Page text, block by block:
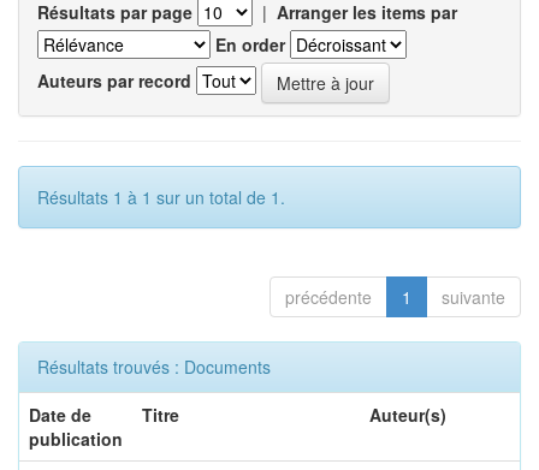
Résultats par page | Arranger les items par
En order
Auteurs par record
Résultats 1 à 1 sur un total de 1.
précédente 1 suivante
Résultats trouvés : Documents
Date de
publication
Titre Auteur(s)